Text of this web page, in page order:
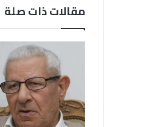
مقالات ذات صلة